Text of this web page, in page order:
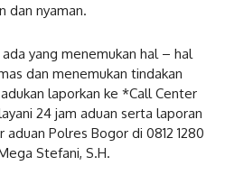
dan nyaman.
yang menemukan hal – hal
dan menemukan tindakan
laporkan ke *Call Center
24 jam aduan serta laporan
Polres Bogor di 0812 1280
Stefani, S.H.